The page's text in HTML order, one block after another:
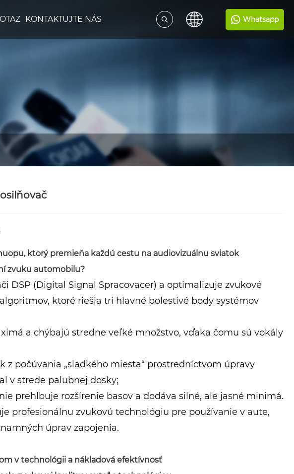
KONTAKTUJTE NÁS Whatsapp
ktorý premieňa každú cestu na audiovizuálnu sviatok
zvuku automobilu?
DSP (Digital Signal Spracovacer) a optimalizuje zvukové
ktoré riešia tri hlavné bolestivé body systémov
a chýbajú stredne veľké množstvo, vďaka čomu sú vokály
z počúvania „sladkého miesta“ prostredníctvom úpravy
v strede palubnej dosky;
prehlbuje rozšírenie basov a dodáva silné, ale jasné minimá.
profesionálnu zvukovú technológiu pre používanie v aute,
úprav zapojenia.
v technológii a nákladová efektívnosť